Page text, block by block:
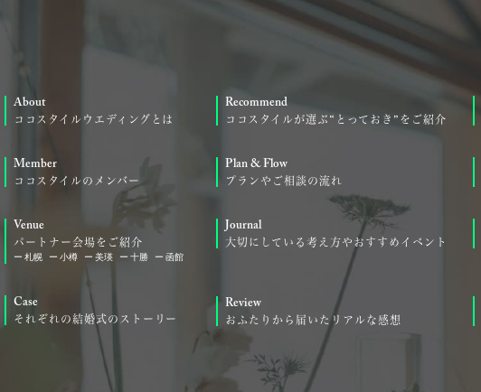
About
ココスタイルウエディングとは
Member
ココスタイルのメンバー
Venue
パートナー会場をご紹介
札幌 小樽 美瑛 十勝 函館
Case
それぞれの結婚式のストーリー
Recommend
ココスタイルが選ぶ“とっておき”をご紹介
Plan & Flow
プランやご相談の流れ
Journal
大切にしている考え方やおすすめイベント
Review
おふたりから届いたリアルな感想